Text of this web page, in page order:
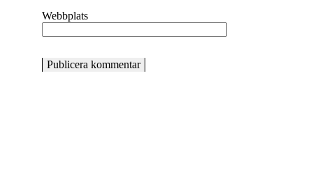
Webbplats